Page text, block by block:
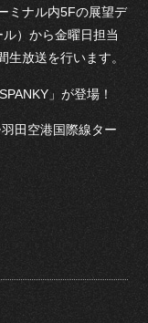
ミナル内5Fの展望デ
）から金曜日担当
生放送を行います。
」が登場！
田空港国際線ター